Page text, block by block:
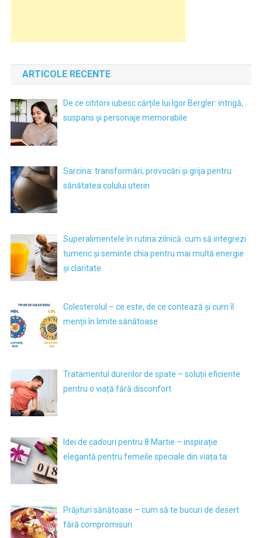
ARTICOLE RECENTE
De ce cititorii iubesc cărțile lui Igor Bergler: intrigă,
suspans și personaje memorabile
Sarcina: transformări, provocări și grija pentru
sănătatea colului uterin
Superalimentele în rutina zilnică: cum să integrezi
tumeric și seminte chia pentru mai multă energie
și claritate
Colesterolul – ce este, de ce contează și cum îl
menții în limite sănătoase
Tratamentul durerilor de spate – soluții eficiente
pentru o viață fără disconfort
Idei de cadouri pentru 8 Martie – inspirație
elegantă pentru femeile speciale din viața ta
Prăjituri sănătoase – cum să te bucuri de desert
fără compromisuri